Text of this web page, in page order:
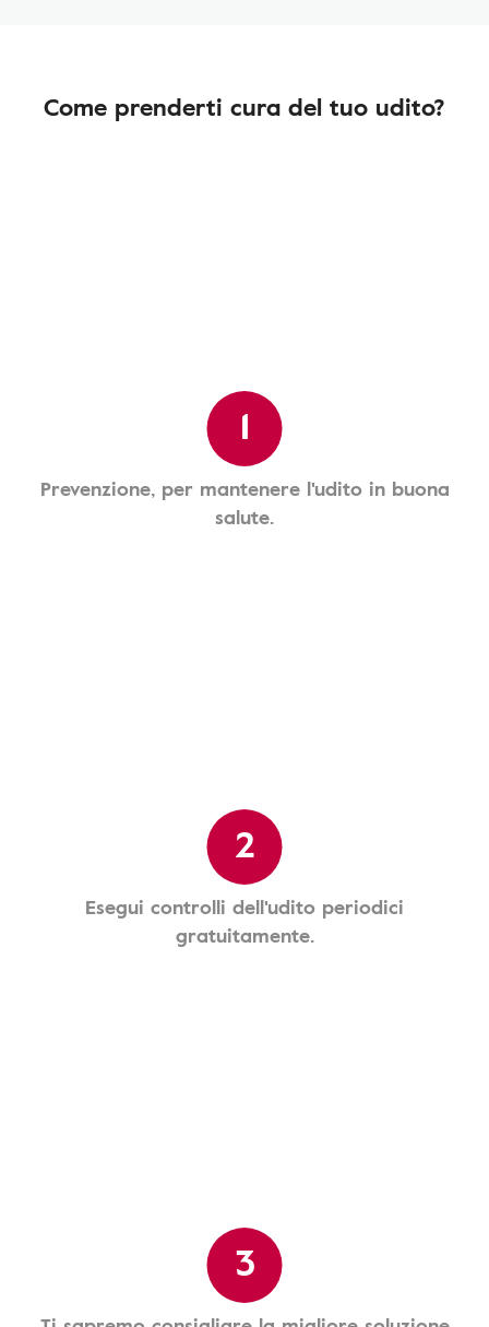
Come prenderti cura del tuo udito?
1
Prevenzione, per mantenere l'udito in buona
salute.
2
Esegui controlli dell'udito periodici
gratuitamente.
3